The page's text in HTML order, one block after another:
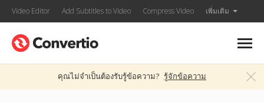
Video Editor Add Subtitles to Video Compress Video เพิ่มเติม
คุณไม่จำเป็นต้องรับรู้ข้อความ? รู้จักข้อความ